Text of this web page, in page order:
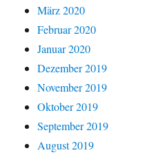
März 2020
Februar 2020
Januar 2020
Dezember 2019
November 2019
Oktober 2019
September 2019
August 2019